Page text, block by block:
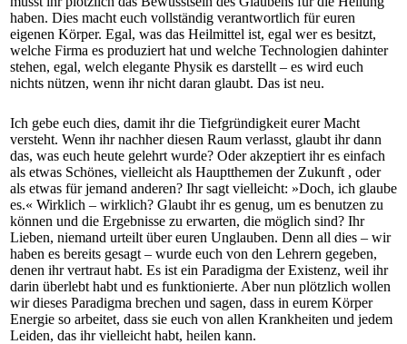
haben. Dies macht euch vollständig verantwortlich für euren
eigenen Körper. Egal, was das Heilmittel ist, egal wer es besitzt,
welche Firma es produziert hat und welche Technologien dahinter
stehen, egal, welch elegante Physik es darstellt – es wird euch
nichts nützen, wenn ihr nicht daran glaubt. Das ist neu.
Ich gebe euch dies, damit ihr die Tiefgründigkeit eurer Macht
versteht. Wenn ihr nachher diesen Raum verlasst, glaubt ihr dann
das, was euch heute gelehrt wurde? Oder akzeptiert ihr es einfach
als etwas Schönes, vielleicht als Hauptthemen der Zukunft , oder
als etwas für jemand anderen? Ihr sagt vielleicht: »Doch, ich glaube
es.« Wirklich – wirklich? Glaubt ihr es genug, um es benutzen zu
können und die Ergebnisse zu erwarten, die möglich sind? Ihr
Lieben, niemand urteilt über euren Unglauben. Denn all dies – wir
haben es bereits gesagt – wurde euch von den Lehrern gegeben,
denen ihr vertraut habt. Es ist ein Paradigma der Existenz, weil ihr
darin überlebt habt und es funktionierte. Aber nun plötzlich wollen
wir dieses Paradigma brechen und sagen, dass in eurem Körper
Energie so arbeitet, dass sie euch von allen Krankheiten und jedem
Leiden, das ihr vielleicht habt, heilen kann.